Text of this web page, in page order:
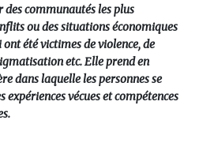
des communautés les plus
ou des situations économiques
été victimes de violence, de
etc. Elle prend en
dans laquelle les personnes se
vécues et compétences